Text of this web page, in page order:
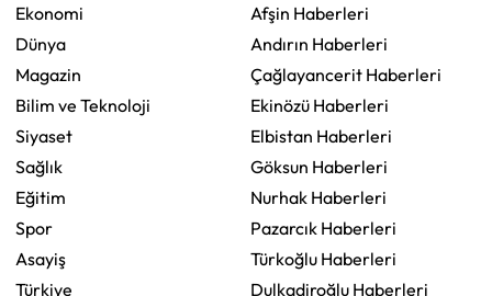
Ekonomi
Dünya
Magazin
Bilim ve Teknoloji
Siyaset
Sağlık
Eğitim
Spor
Asayiş
Türkiye
Afşin Haberleri
Andırın Haberleri
Çağlayancerit Haberleri
Ekinözü Haberleri
Elbistan Haberleri
Göksun Haberleri
Nurhak Haberleri
Pazarcık Haberleri
Türkoğlu Haberleri
Dulkadiroğlu Haberleri